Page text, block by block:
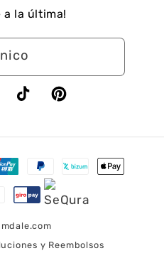
a la última!
TikTok Pinterest
y Reembolsos